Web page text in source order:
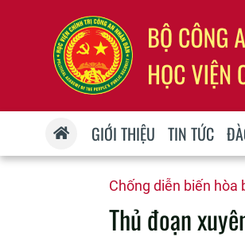
GIỚI THIỆU TIN TỨC
Chống diễn biến hòa
Thủ đoạn